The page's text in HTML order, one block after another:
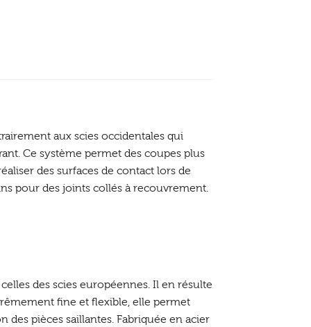
aux scies occidentales qui
Ce système permet des coupes plus
des surfaces de contact lors de
pour des joints collés à recouvrement.
des scies européennes. Il en résulte
fine et flexible, elle permet
des pièces saillantes. Fabriquée en acier